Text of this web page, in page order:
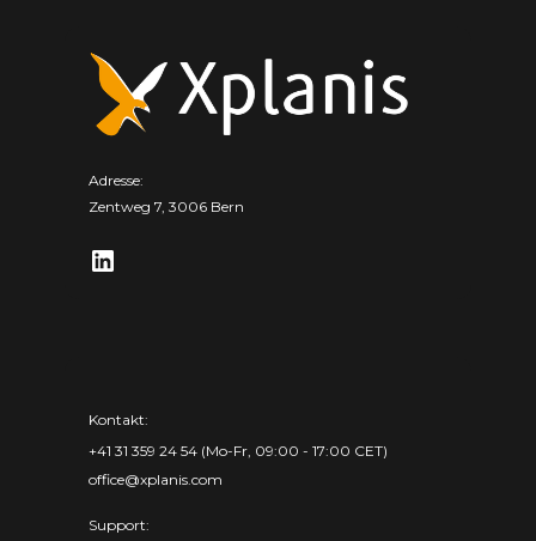
Adresse:
Zentweg 7, 3006 Bern
Kontakt:
+41 31 359 24 54 (Mo-Fr, 09:00 - 17:00 CET)
office@xplanis.com
Support: